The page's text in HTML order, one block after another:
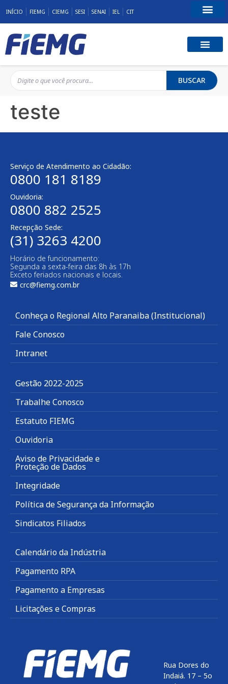
INÍCIO FIEMG CIEMG SESI SENAI IEL CIT
BUSCAR
teste
Serviço de Atendimento ao Cidadão:
0800 181 8189
Ouvidoria:
0800 882 2525
Recepção Sede:
(31) 3263 4200
Horário de funcionamento:
Segunda a sexta-feira das 8h às 17h
Exceto feriados nacionais e locais.
crc@fiemg.com.br
Conheça o Regional Alto Paranaiba (Institucional)
Fale Conosco
Intranet
Gestão 2022-2025
Trabalhe Conosco
Estatuto FIEMG
Ouvidoria
Aviso de Privacidade e
Proteção de Dados
Integridade
Política de Segurança da Informação
Sindicatos Filiados
Calendário da Indústria
Pagamento RPA
Pagamento a Empresas
Licitações e Compras
Rua Dores do
Indaiá. 17 – 5o